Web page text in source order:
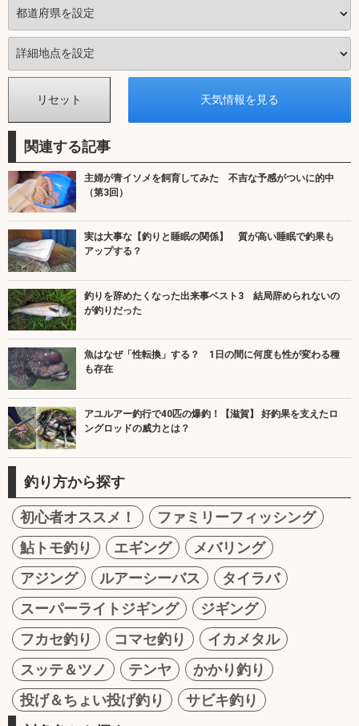
関連する記事
主婦が青イソメを飼育してみた 不吉な予感がついに的中
（第3回）
実は大事な【釣りと睡眠の関係】 質が高い睡眠で釣果も
アップする？
釣りを辞めたくなった出来事ベスト3 結局辞められないの
が釣りだった
魚はなぜ「性転換」する？ 1日の間に何度も性が変わる種
も存在
アユルアー釣行で40匹の爆釣！【滋賀】 好釣果を支えたロ
ングロッドの威力とは？
釣り方から探す
初心者オススメ！
ファミリーフィッシング
鮎トモ釣り
エギング
メバリング
アジング
ルアーシーバス
タイラバ
スーパーライトジギング
ジギング
フカセ釣り
コマセ釣り
イカメタル
スッテ＆ツノ
テンヤ
かかり釣り
投げ＆ちょい投げ釣り
サビキ釣り